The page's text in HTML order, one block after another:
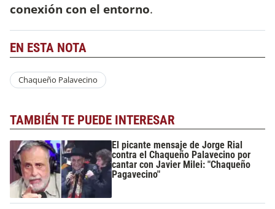
conexión con el entorno.
EN ESTA NOTA
Chaqueño Palavecino
TAMBIÉN TE PUEDE INTERESAR
El picante mensaje de Jorge Rial
contra el Chaqueño Palavecino por
cantar con Javier Milei: "Chaqueño
Pagavecino"